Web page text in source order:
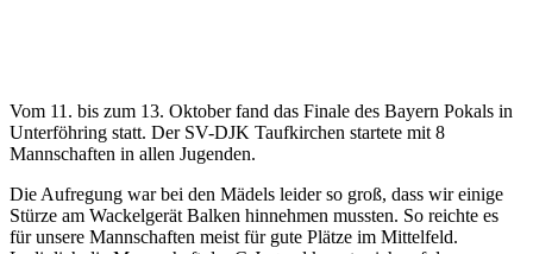
Vom 11. bis zum 13. Oktober fand das Finale des Bayern Pokals in
Unterföhring statt. Der SV-DJK Taufkirchen startete mit 8
Mannschaften in allen Jugenden.
Die Aufregung war bei den Mädels leider so groß, dass wir einige
Stürze am Wackelgerät Balken hinnehmen mussten. So reichte es
für unsere Mannschaften meist für gute Plätze im Mittelfeld.